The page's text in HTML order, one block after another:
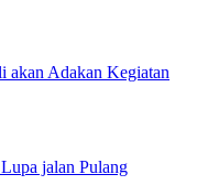
Adakan Kegiatan
jalan Pulang